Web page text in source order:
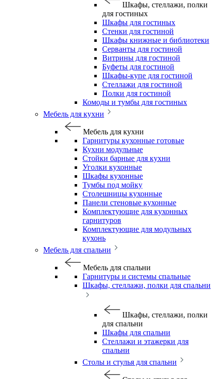
Шкафы, стеллажи, полки
для гостиных
Шкафы для гостиных
Стенки для гостиной
Шкафы книжные и библиотеки
Серванты для гостиной
Витрины для гостиной
Буфеты для гостиной
Шкафы-купе для гостиной
Стеллажи для гостиной
Полки для гостиной
Комоды и тумбы для гостиных
Мебель для кухни
Мебель для кухни
Гарнитуры кухонные готовые
Кухни модульные
Стойки барные для кухни
Уголки кухонные
Шкафы кухонные
Тумбы под мойку
Столешницы кухонные
Панели стеновые кухонные
Комплектующие для кухонных
гарнитуров
Комплектующие для модульных
кухонь
Мебель для спальни
Мебель для спальни
Гарнитуры и системы спальные
Шкафы, стеллажи, полки для спальни
Шкафы, стеллажи, полки
для спальни
Шкафы для спальни
Стеллажи и этажерки для
спальни
Столы и стулья для спальни